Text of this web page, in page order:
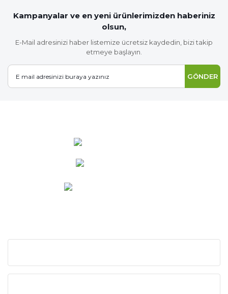
Kampanyalar ve en yeni ürünlerimizden haberiniz
olsun,
E-Mail adresinizi haber listemize ücretsiz kaydedin, bizi takip
etmeye başlayın.
GÖNDER